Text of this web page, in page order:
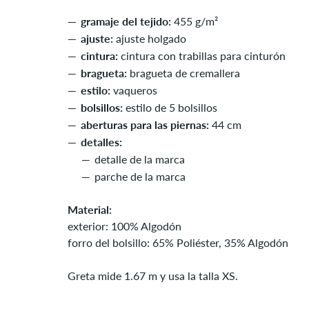
gramaje del tejido: 455 g/m²
ajuste: ajuste holgado
cintura: cintura con trabillas para cinturón
bragueta: bragueta de cremallera
estilo: vaqueros
bolsillos: estilo de 5 bolsillos
aberturas para las piernas: 44 cm
detalles:
detalle de la marca
parche de la marca
Material:
exterior: 100% Algodón
forro del bolsillo: 65% Poliéster, 35% Algodón
Greta mide 1.67 m y usa la talla XS.